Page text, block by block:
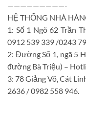
—————————-
HỆ THỐNG NHÀ
1: Số 1 Ngõ 62 Trần
0912 539 339 /0243
2: Đường Số 1, ngã 5
đường Bà Triệu) –
3: 78 Giảng Võ, Cát
2636 / 0982 558 946.